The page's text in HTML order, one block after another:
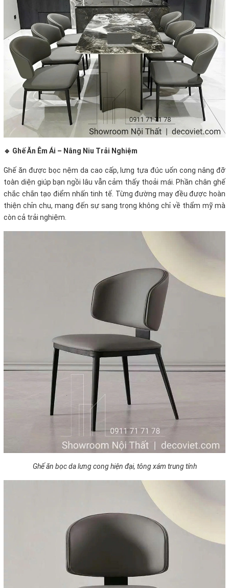
🔹 Ghế Ăn Êm Ái – Nâng Niu Trải Nghiệm
Ghế ăn được bọc nệm da cao cấp, lưng tựa đúc uốn cong nâng đỡ
toàn diện giúp bạn ngồi lâu vẫn cảm thấy thoải mái. Phần chân ghế
chắc chắn tạo điểm nhấn tinh tế. Từng đường may đều được hoàn
thiện chỉn chu, mang đến sự sang trọng không chỉ về thẩm mỹ mà
còn cả trải nghiệm.
Ghế ăn bọc da lưng cong hiện đại, tông xám trung tính